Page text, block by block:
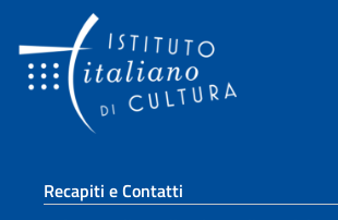
Sezione footer
Recapiti e Contatti